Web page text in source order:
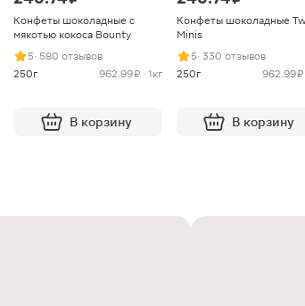
Конфеты шоколадные с
мякотью кокоса Bounty
5· 580 отзывов
250г
962.99 ₽ · 1кг
В корзину
Конфеты шоколадные
Minis
5· 330 отзывов
250г
962.99 ₽
В корзину